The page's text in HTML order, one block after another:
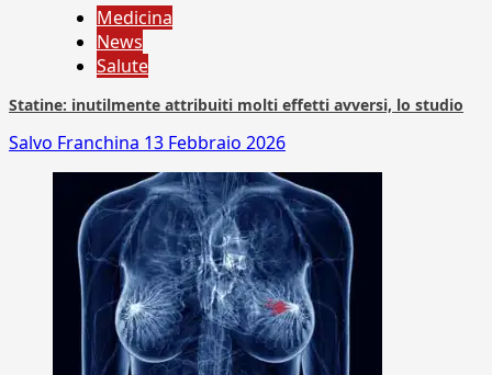
Medicina
News
Salute
Statine: inutilmente attribuiti molti effetti avversi, lo studio
Salvo Franchina 13 Febbraio 2026